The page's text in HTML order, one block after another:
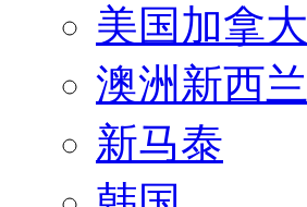
美国加拿大
澳洲新西兰
新马泰